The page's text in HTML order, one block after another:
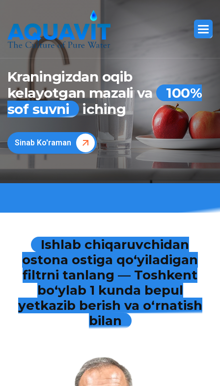
Kraningizdan oqib
kelayotgan mazali va
100%
sof suvni
iching
Sinab Ko'raman
Ishlab chiqaruvchidan
ostona ostiga qo‘yiladigan
filtrni tanlang — Toshkent
bo‘ylab 1 kunda bepul
yetkazib berish va o‘rnatish
bilan